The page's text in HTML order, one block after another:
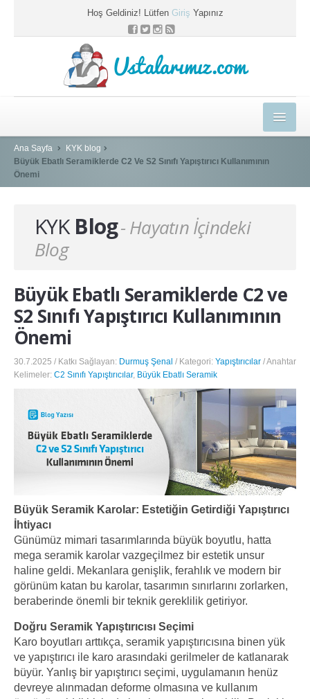
Hoş Geldiniz! Lütfen Giriş Yapınız
Ustalarımız.com
HEDİYELER
E-EĞİTİM MERKEZİ
PROFESYONEL ÇÖZÜMLER
USTAMIZA ÖZEL
Ana Sayfa
KYK blog
Büyük Ebatlı Seramiklerde C2 Ve S2 Sınıfı Yapıştırıcı Kullanımının
Önemi
KYKBlog- Hayatın İçindeki
Blog
Büyük Ebatlı Seramiklerde C2 ve
S2 Sınıfı Yapıştırıcı Kullanımının
Önemi
30.7.2025 / Katkı Sağlayan: Durmuş Şenal / Kategori: Yapıştırıcılar / Anahtar
Kelimeler: C2 Sınıfı Yapıştırıcılar, Büyük Ebatlı Seramik
Büyük Seramik Karolar: Estetiğin Getirdiği Yapıştırıcı
İhtiyacı
Günümüz mimari tasarımlarında büyük boyutlu, hatta
mega seramik karolar vazgeçilmez bir estetik unsur
haline geldi. Mekanlara genişlik, ferahlık ve modern bir
görünüm katan bu karolar, tasarımın sınırlarını zorlarken,
beraberinde önemli bir teknik gereklilik getiriyor.
Doğru Seramik Yapıştırıcısı Seçimi
Karo boyutları arttıkça, seramik yapıştırıcısına binen yük
ve yapıştırıcı ile karo arasındaki gerilmeler de katlanarak
büyür. Yanlış bir yapıştırıcı seçimi, uygulamanın henüz
devreye alınmadan deforme olmasına ve kullanım